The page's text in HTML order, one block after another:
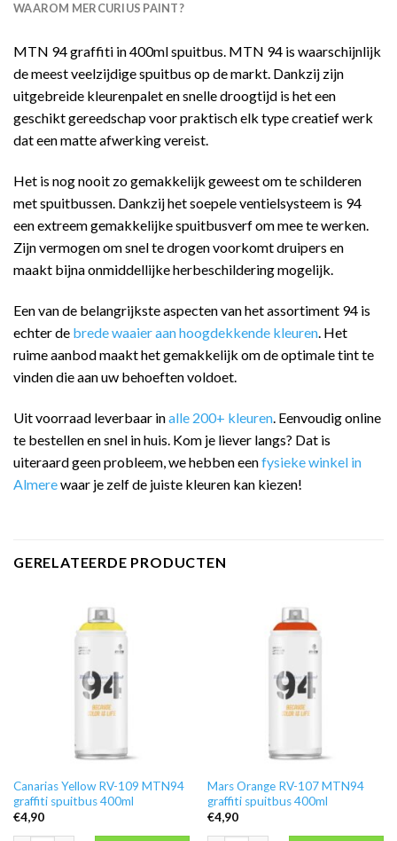
WAAROM MERCURIUS PAINT?
MTN 94 graffiti in 400ml spuitbus. MTN 94 is waarschijnlijk
de meest veelzijdige spuitbus op de markt. Dankzij zijn
uitgebreide kleurenpalet en snelle droogtijd is het een
geschikt gereedschap voor praktisch elk type creatief werk
dat een matte afwerking vereist.
Het is nog nooit zo gemakkelijk geweest om te schilderen
met spuitbussen. Dankzij het soepele ventielsysteem is 94
een extreem gemakkelijke spuitbusverf om mee te werken.
Zijn vermogen om snel te drogen voorkomt druipers en
maakt bijna onmiddellijke herbeschildering mogelijk.
Een van de belangrijkste aspecten van het assortiment 94 is
echter de brede waaier aan hoogdekkende kleuren. Het
ruime aanbod maakt het gemakkelijk om de optimale tint te
vinden die aan uw behoeften voldoet.
Uit voorraad leverbaar inalle 200+ kleuren . Eenvoudig online
te bestellen en snel in huis. Kom je liever langs? Dat is
uiteraard geen probleem, we hebben eenfysieke winkel in
Almerewaar je zelf de juiste kleuren kan kiezen!
GERELATEERDE PRODUCTEN
Canarias Yellow RV-109 MTN94
graffiti spuitbus 400ml
€4,90
Mars Orange RV-107 MTN94
graffiti spuitbus 400ml
€4,90